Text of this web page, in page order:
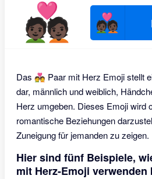
💑🏿 💑🏿
Das 💑 Paar mit Herz Emoji stellt
dar, männlich und weiblich,
Herz umgeben. Dieses Emoji wird
romantische Beziehungen
Zuneigung für jemanden zu zeigen.
Hier sind fünf Beispiele,
mit Herz-Emoji verwenden